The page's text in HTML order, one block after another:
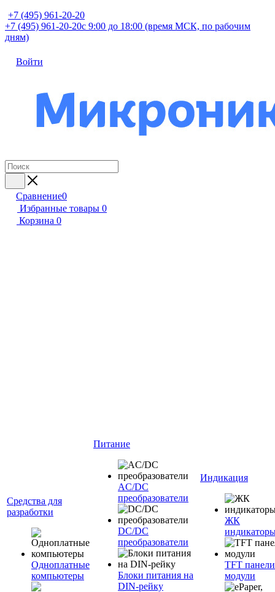
+7 (495) 961-20-20
+7 (495) 961-20-20с 9:00 до 18:00 (время МСК, по рабочим
дням)
Войти
Сравнение0
Избранные товары 0
Корзина 0
Средства для
разработки
Одноплатные
компьютеры
Питание
AC/DC
преобразователи
DC/DC
преобразователи
Блоки питания на
DIN-рейку
Индикация
ЖК
TFT
модули